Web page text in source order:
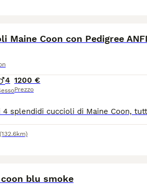
Maine Coon con Pedigree ANFI
4 1200 €
Prezzo
(132.6km)
coon blu smoke